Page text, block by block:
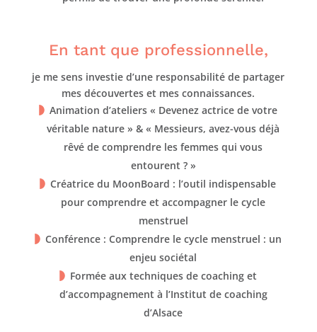
En tant que professionnelle,
je me sens investie d’une responsabilité de partager
mes découvertes et mes connaissances.
Animation d’ateliers « Devenez actrice de votre
véritable nature » & « Messieurs, avez-vous déjà
rêvé de comprendre les femmes qui vous
entourent ? »
Créatrice du MoonBoard : l’outil indispensable
pour comprendre et accompagner le cycle
menstruel
Conférence : Comprendre le cycle menstruel : un
enjeu sociétal
Formée aux techniques de coaching et
d’accompagnement à l’Institut de coaching
d’Alsace